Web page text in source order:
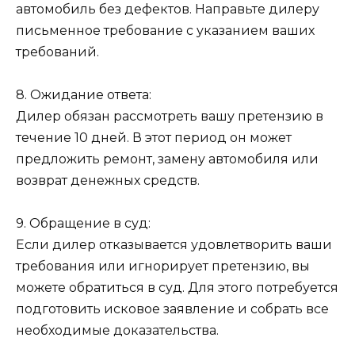
автомобиль без дефектов. Направьте дилеру
письменное требование с указанием ваших
требований.
8. Ожидание ответа:
Дилер обязан рассмотреть вашу претензию в
течение 10 дней. В этот период он может
предложить ремонт, замену автомобиля или
возврат денежных средств.
9. Обращение в суд:
Если дилер отказывается удовлетворить ваши
требования или игнорирует претензию, вы
можете обратиться в суд. Для этого потребуется
подготовить исковое заявление и собрать все
необходимые доказательства.